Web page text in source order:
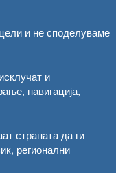
и не споделуваме
и
навигација,
страната да ги
регионални